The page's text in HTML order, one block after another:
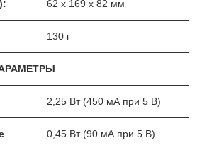
62 x 169 x 82 мм
130 г
2,25 Вт (450 мА при 5 В)
0,45 Вт (90 мА при 5 В)